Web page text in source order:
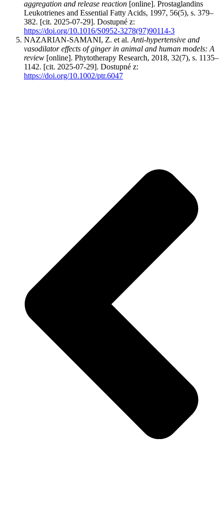
aggregation and release reaction [online]. Prostaglandins
Leukotrienes and Essential Fatty Acids, 1997, 56(5), s. 379–
382. [cit. 2025-07-29]. Dostupné z:
https://doi.org/10.1016/S0952-3278(97)90114-3
NAZARIAN-SAMANI, Z. et al. Anti-hypertensive and
vasodilator effects of ginger in animal and human models: A
review [online]. Phytotherapy Research, 2018, 32(7), s. 1135–
1142. [cit. 2025-07-29]. Dostupné z:
https://doi.org/10.1002/ptr.6047